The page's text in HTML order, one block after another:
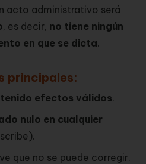
acto administrativo será
, es decir, no tiene ningún
en que se dicta.
principales:
tenido efectos válidos.
nulo en cualquier
que no se puede corregir.